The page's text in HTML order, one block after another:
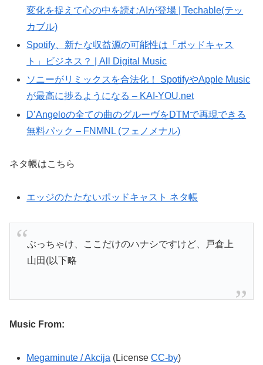
変化を捉えて心の中を読むAIが登場 | Techable(テッ
カブル)
Spotify、新たな収益源の可能性は「ポッドキャス
ト」ビジネス？ | All Digital Music
ソニーがリミックスを合法化！ SpotifyやApple Music
が最高に捗るようになる – KAI-YOU.net
D’Angeloの全ての曲のグルーヴをDTMで再現できる
無料パック – FNMNL (フェノメナル)
ネタ帳はこちら
エッジのたたないポッドキャスト ネタ帳
ぶっちゃけ、ここだけのハナシですけど、戸倉上
山田(以下略
Music From:
Megaminute / Akcija (LicenseCC-by)